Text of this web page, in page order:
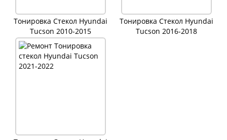
Тонировка Стекол Hyundai
Tucson 2010-2015
Тонировка Стекол Hyundai
Tucson 2016-2018